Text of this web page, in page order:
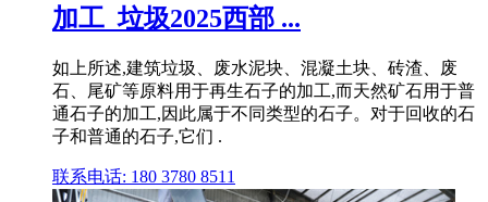
加工_垃圾2025西部 ...
如上所述,建筑垃圾、废水泥块、混凝土块、砖渣、废
石、尾矿等原料用于再生石子的加工,而天然矿石用于普
通石子的加工,因此属于不同类型的石子。对于回收的石
子和普通的石子,它们 .
联系电话: 180 3780 8511